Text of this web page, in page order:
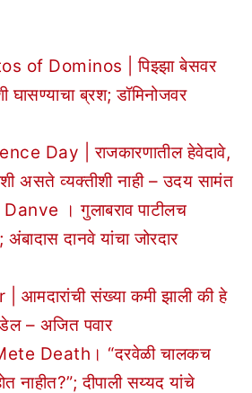
of Dominos | पिझ्झा बेसवर
घासण्याचा ब्रश; डॉमिनोजवर
Day | राजकारणातील हेवेदावे,
असते व्यक्तीशी नाही – उदय सामंत
। गुलाबराव पाटीलच
अंबादास दानवे यांचा जोरदार
आमदारांची संख्या कमी झाली की हे
– अजित पवार
Death। “दरवेळी चालकच
नाहीत?”; दीपाली सय्यद यांचे